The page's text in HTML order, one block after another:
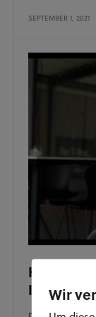
SEPTEMBER 1, 2021
Interview
Wir